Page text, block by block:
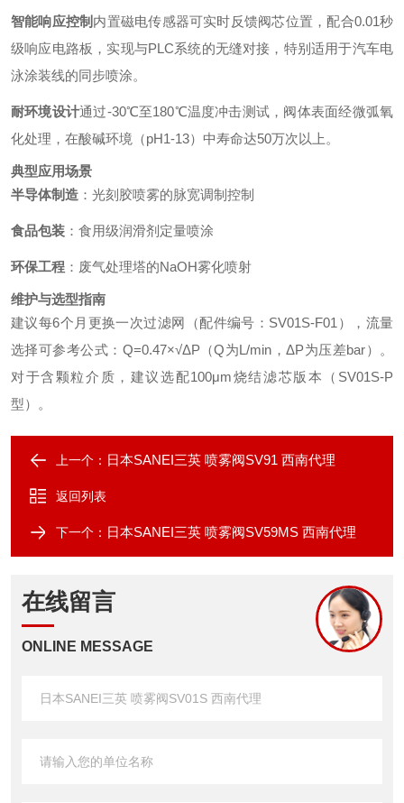
智能响应控制 内置磁电传感器可实时反馈阀芯位置，配合0.01秒
级响应电路板，实现与PLC系统的无缝对接，特别适用于汽车电
泳涂装线的同步喷涂。
耐环境设计通过-30℃至180℃温度冲击测试，阀体表面经微弧氧
化处理，在酸碱环境（pH1-13）中寿命达50万次以上。
典型应用场景
半导体制造 ：光刻胶喷雾的脉宽调制控制
食品包装 ：食用级润滑剂定量喷涂
环保工程 ：废气处理塔的NaOH雾化喷射
维护与选型指南
建议每6个月更换一次过滤网（配件编号：SV01S-F01），流量
选择可参考公式：Q=0.47×√ΔP（Q为L/min，ΔP为压差bar）。
对于含颗粒介质，建议选配100μm烧结滤芯版本（SV01S-P
型）。
上一个： 日本SANEI三英 喷雾阀SV91 西南代理
返回列表
下一个： 日本SANEI三英 喷雾阀SV59MS 西南代理
在线留言
ONLINE MESSAGE